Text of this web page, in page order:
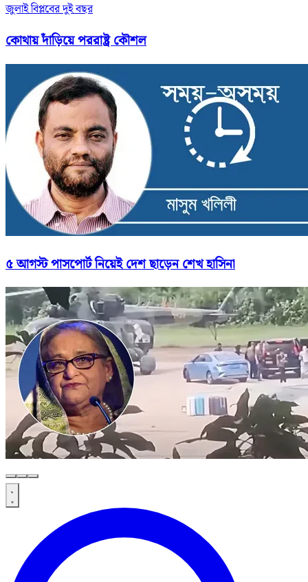
জুলাই বিপ্লবের দুই বছর
কোথায় দাঁড়িয়ে পররাষ্ট্র কৌশল
৫ আগস্ট পাসপোর্ট নিয়েই দেশ ছাড়েন শেখ হাসিনা